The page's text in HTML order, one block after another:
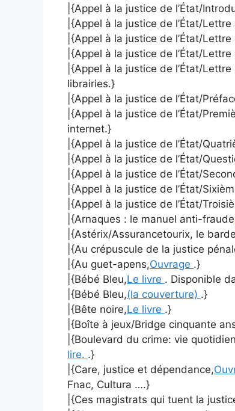
|{Appel à la justice de l’État/
|{Appel à la justice de l’État/
|{Appel à la justice de l’État/Lettre
|{Appel à la justice de l’État/
|{Appel à la justice de l’État/Lettre
librairies.}
|{Appel à la justice de l’État/
|{Appel à la justice de l’État/
internet.}
|{Appel à la justice de l’État/
|{Appel à la justice de l’État/
|{Appel à la justice de l’État/
|{Appel à la justice de l’État/
|{Appel à la justice de l’État/
|{Arnaques : le manuel anti-
|{Astérix/Assurancetourix, le
|{Au crépuscule de la justice
|{Au guet-apens,Ouvrage .}
|{Bébé Bleu,Le livre . Disponible
|{Bébé Bleu,(la couverture) .}
|{Bête noire,Le livre .}
|{Boîte à jeux/Bridge cinquante
|{Boulevard du crime: vie
lire. .}
|{Care, justice et dépendance,
Fnac, Cultura ….}
|{Ces magistrats qui tuent la